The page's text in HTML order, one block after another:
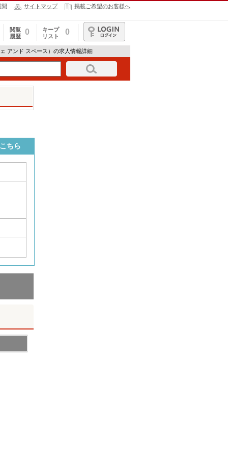
問 サイトマップ 掲載ご希望のお客様へ
閲覧
履歴
0
キープ
リスト
0
ログイン
アンド スペース）の求人情報詳細
ちら